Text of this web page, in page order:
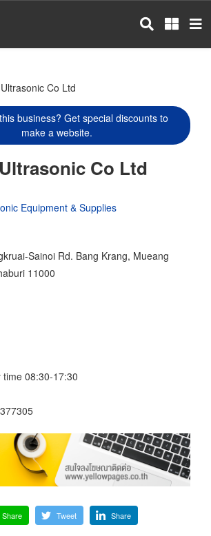
Co Ltd
business? Get special discounts to
make a website.
Co Ltd
Equipment & Supplies
Sainoi Rd. Bang Krang, Mueang
11000
08:30-17:30
Share Tweet Share